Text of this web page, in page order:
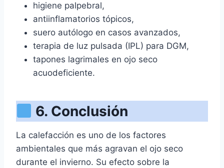
higiene palpebral,
antiinflamatorios tópicos,
suero autólogo en casos avanzados,
terapia de luz pulsada (IPL) para DGM,
tapones lagrimales en ojo seco
acuodeficiente.
6. Conclusión
La calefacción es uno de los factores
ambientales que más agravan el ojo seco
durante el invierno. Su efecto sobre la